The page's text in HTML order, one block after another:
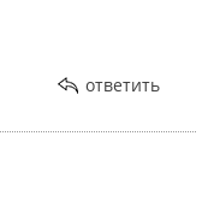
ответить